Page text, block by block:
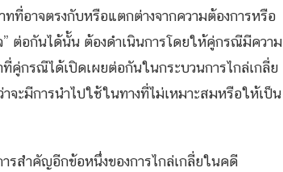
ที่อาจตรงกับหรือแตกต่างจากความต้องการหรือ
ต่อกันได้นั้น ต้องดำเนินการโดยให้คู่กรณีมีความ
คู่กรณีได้เปิดเผยต่อกันในกระบวนการไกล่เกลี่ย
ะมีการนำไปใช้ในทางที่ไม่เหมาะสมหรือให้เป็น
รสำคัญอีกข้อหนึ่งของการไกล่เกลี่ยในคดี